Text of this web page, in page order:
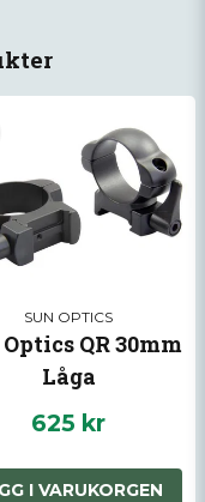
SUN OPTICS
QR 30mm
Låga
625 kr
I VARUKORGEN